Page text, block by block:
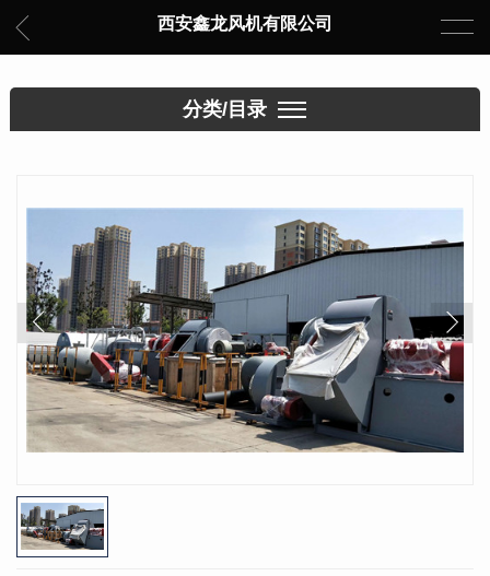
西安鑫龙风机有限公司
分类/目录